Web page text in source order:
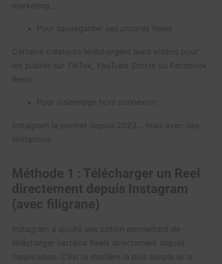
marketing…
Pour sauvegarder ses propres Reels
Certains créateurs téléchargent leurs vidéos pour
les publier sur TikTok, YouTube Shorts ou Facebook
Reels.
Pour visionnage hors connexion
Instagram le permet depuis 2023… mais avec des
limitations.
Méthode 1 : Télécharger un Reel
directement depuis Instagram
(avec filigrane)
Instagram a ajouté une option permettant de
télécharger certains Reels directement depuis
l’application. C’est la manière la plus simple et la